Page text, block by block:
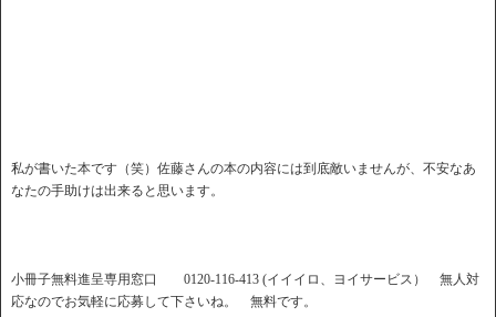
私が書いた本です（笑）佐藤さんの本の内容には到底敵いませんが、不安なあ
なたの手助けは出来ると思います。
小冊子無料進呈専用窓口 0120-116-413 (イイイロ、ヨイサービス） 無人対
応なのでお気軽に応募して下さいね。 無料です。